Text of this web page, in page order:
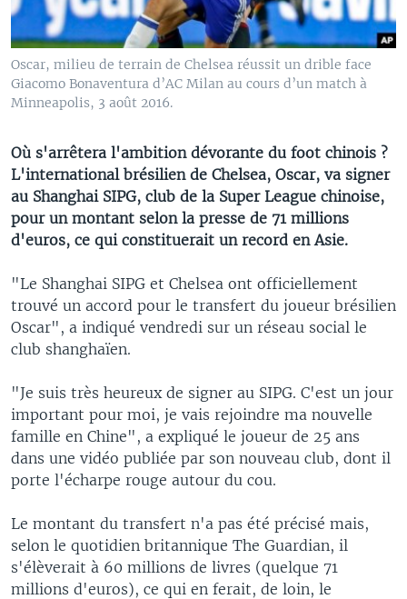
Oscar, milieu de terrain de Chelsea réussit un drible face
Giacomo Bonaventura d’AC Milan au cours d’un match à
Minneapolis, 3 août 2016.
Où s'arrêtera l'ambition dévorante du foot chinois ?
L'international brésilien de Chelsea, Oscar, va signer
au Shanghai SIPG, club de la Super League chinoise,
pour un montant selon la presse de 71 millions
d'euros, ce qui constituerait un record en Asie.
"Le Shanghai SIPG et Chelsea ont officiellement
trouvé un accord pour le transfert du joueur brésilien
Oscar", a indiqué vendredi sur un réseau social le
club shanghaïen.
"Je suis très heureux de signer au SIPG. C'est un jour
important pour moi, je vais rejoindre ma nouvelle
famille en Chine", a expliqué le joueur de 25 ans
dans une vidéo publiée par son nouveau club, dont il
porte l'écharpe rouge autour du cou.
Le montant du transfert n'a pas été précisé mais,
selon le quotidien britannique The Guardian, il
s'élèverait à 60 millions de livres (quelque 71
millions d'euros), ce qui en ferait, de loin, le